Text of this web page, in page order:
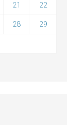
21 22
28 29